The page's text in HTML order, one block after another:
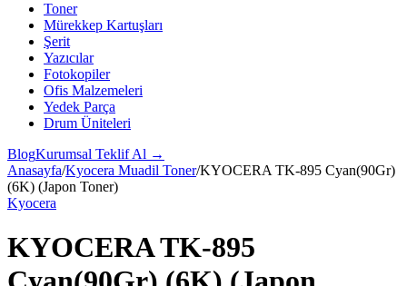
Toner
Mürekkep Kartuşları
Şerit
Yazıcılar
Fotokopiler
Ofis Malzemeleri
Yedek Parça
Drum Üniteleri
BlogKurumsal Teklif Al →
Anasayfa/Kyocera Muadil Toner/KYOCERA TK-895 Cyan(90Gr)
(6K) (Japon Toner)
Kyocera
KYOCERA TK-895